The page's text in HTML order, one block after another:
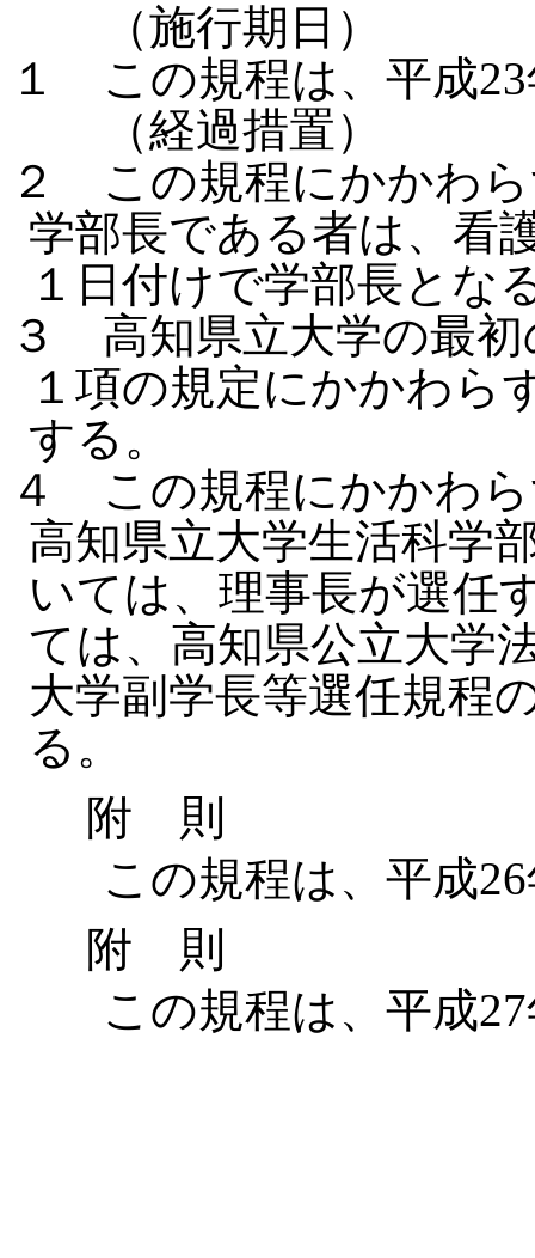
（施行期日）
１ この規程は、平成
（経過措置）
２ この規程にかかわら
学部長である者は、看
１日付けで学部長とな
３ 高知県立大学の最初
１項の規定にかかわら
する。
４ この規程にかかわら
高知県立大学生活科学
いては、理事長が選任
ては、高知県公立大学
大学副学長等選任規程
る。
附 則
この規程は、平成26
附 則
この規程は、平成27